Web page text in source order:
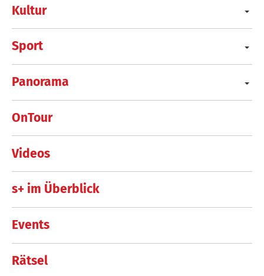
Kultur
Sport
Panorama
OnTour
Videos
s+ im Überblick
Events
Rätsel